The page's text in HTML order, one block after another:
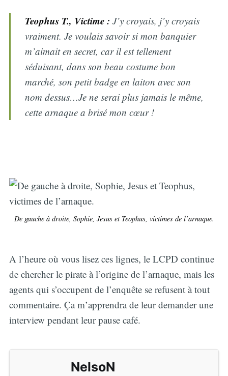
Teophus T., Victime : J’y croyais, j’y croyais
vraiment. Je voulais savoir si mon banquier
m’aimait en secret, car il est tellement
séduisant, dans son beau costume bon
marché, son petit badge en laiton avec son
nom dessus…Je ne serai plus jamais le même,
cette arnaque a brisé mon cœur !
De gauche à droite, Sophie, Jesus et Teophus, victimes de l’arnaque.
A l’heure où vous lisez ces lignes, le LCPD continue
de chercher le pirate à l’origine de l’arnaque, mais les
agents qui s’occupent de l’enquête se refusent à tout
commentaire. Ça m’apprendra de leur demander une
interview pendant leur pause café.
NelsoN